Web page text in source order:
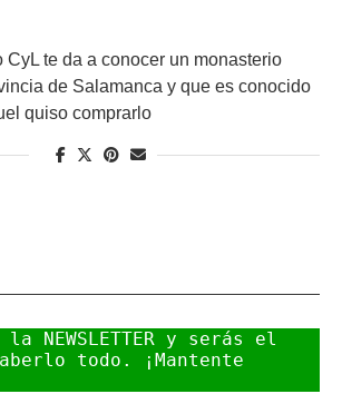
CyL te da a conocer un monasterio
de Salamanca y que es conocido
quiso comprarlo
NEWSLETTER y serás el
todo. ¡Mantente